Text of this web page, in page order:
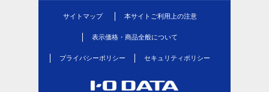
サイトマップ 本サイトご利用上の注意
表示価格・商品全般について
プライバシーポリシー セキュリティポリシー